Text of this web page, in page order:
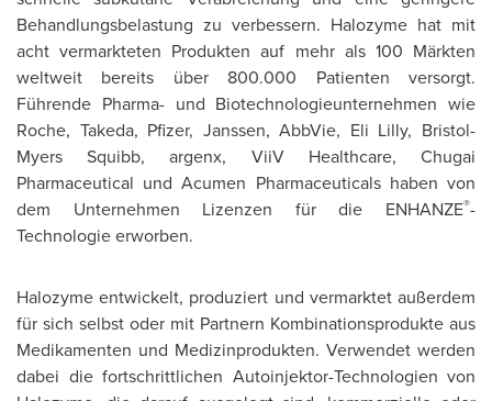
Behandlungsbelastung zu verbessern. Halozyme hat mit
acht vermarkteten Produkten auf mehr als 100 Märkten
weltweit bereits über 800.000 Patienten versorgt.
Führende Pharma- und Biotechnologieunternehmen wie
Roche, Takeda, Pfizer, Janssen, AbbVie, Eli Lilly, Bristol-
Myers Squibb, argenx, ViiV Healthcare, Chugai
Pharmaceutical und Acumen Pharmaceuticals haben von
dem Unternehmen Lizenzen für die ENHANZE®-
Technologie erworben.
Halozyme entwickelt, produziert und vermarktet außerdem
für sich selbst oder mit Partnern Kombinationsprodukte aus
Medikamenten und Medizinprodukten. Verwendet werden
dabei die fortschrittlichen Autoinjektor-Technologien von